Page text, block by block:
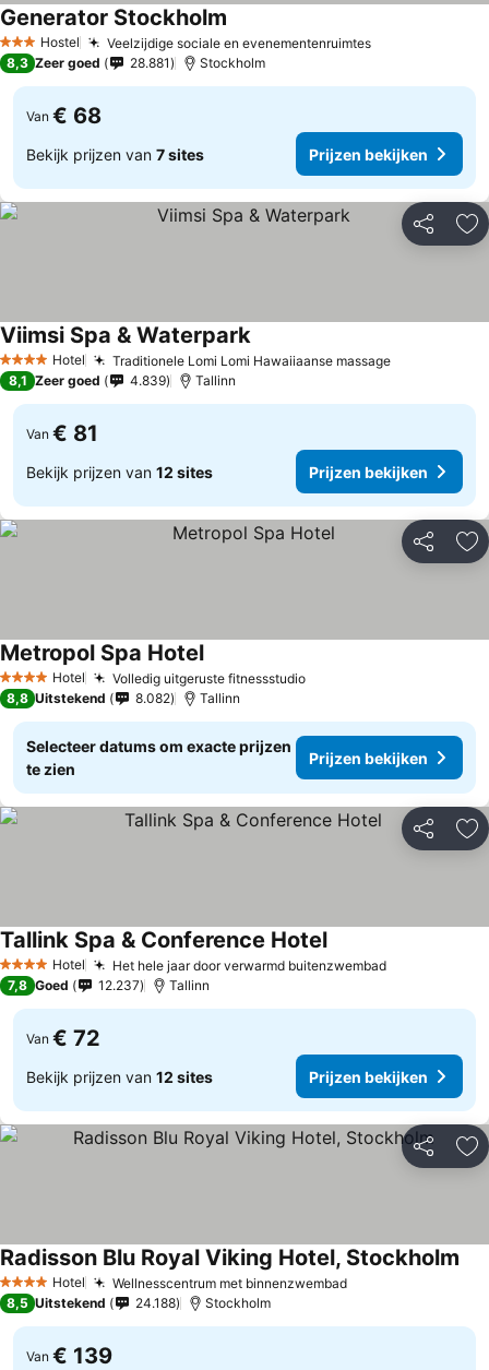
3 SterrenHostel Veelzijdige sociale en evenementenruimtes
Generator Stockholm
8,3 Zeer goed 28.881 Stockholm
Van € 68
Bekijk prijzen van 7 sites Prijzen bekijken
Delen
4 SterrenHotel Traditionele Lomi Lomi Hawaiiaanse massage
Viimsi Spa & Waterpark
8,1 Zeer goed 4.839 Tallinn
Van € 81
Bekijk prijzen van 12 sites Prijzen bekijken
Delen
4 SterrenHotel Volledig uitgeruste fitnessstudio
Metropol Spa Hotel
8,8 Uitstekend 8.082 Tallinn
Selecteer datums om exacte prijzen
te zien
Prijzen bekijken
Delen
4 SterrenHotel Het hele jaar door verwarmd buitenzwembad
Tallink Spa & Conference Hotel
7,8 Goed 12.237 Tallinn
Van € 72
Bekijk prijzen van 12 sites Prijzen bekijken
Delen
4 SterrenHotel Wellnesscentrum met binnenzwembad
Radisson Blu Royal Viking Hotel, Stockholm
8,5 Uitstekend 24.188 Stockholm
Van € 139